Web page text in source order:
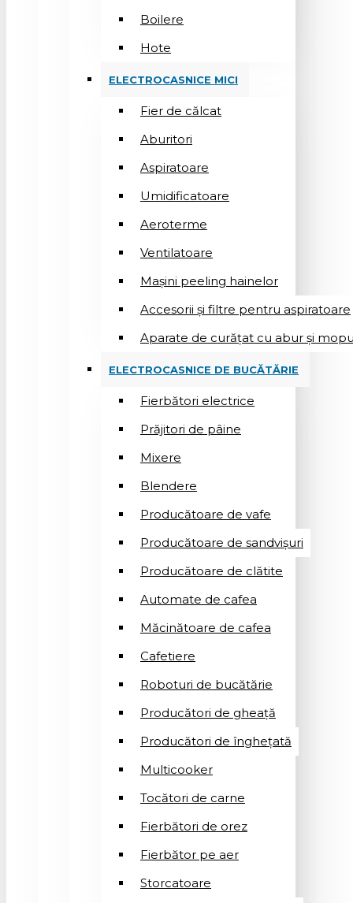
Boilere
Hote
ELECTROCASNICE MICI
Fier de călcat
Aburitori
Aspiratoare
Umidificatoare
Aeroterme
Ventilatoare
Mașini peeling hainelor
Accesorii și filtre pentru aspiratoare
Aparate de curățat cu abur și
ELECTROCASNICE DE BUCĂTĂRIE
Fierbători electrice
Prăjitori de pâine
Mixere
Blendere
Producătoare de vafe
Producătoare de sandvişuri
Producătoare de clătite
Automate de cafea
Măcinătoare de cafea
Cafetiere
Roboturi de bucătărie
Producători de gheață
Producători de înghețată
Multicooker
Tocători de carne
Fierbători de orez
Fierbător pe aer
Storcatoare